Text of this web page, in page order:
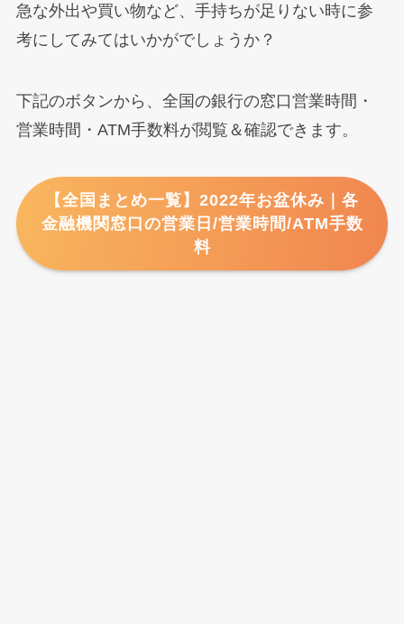
急な外出や買い物など、手持ちが足りない時に参
考にしてみてはいかがでしょうか？
下記のボタンから、全国の銀行の窓口営業時間・
営業時間・ATM手数料が閲覧＆確認できます。
【全国まとめ一覧】2022年お盆休み｜各
金融機関窓口の営業日/営業時間/ATM手数
料